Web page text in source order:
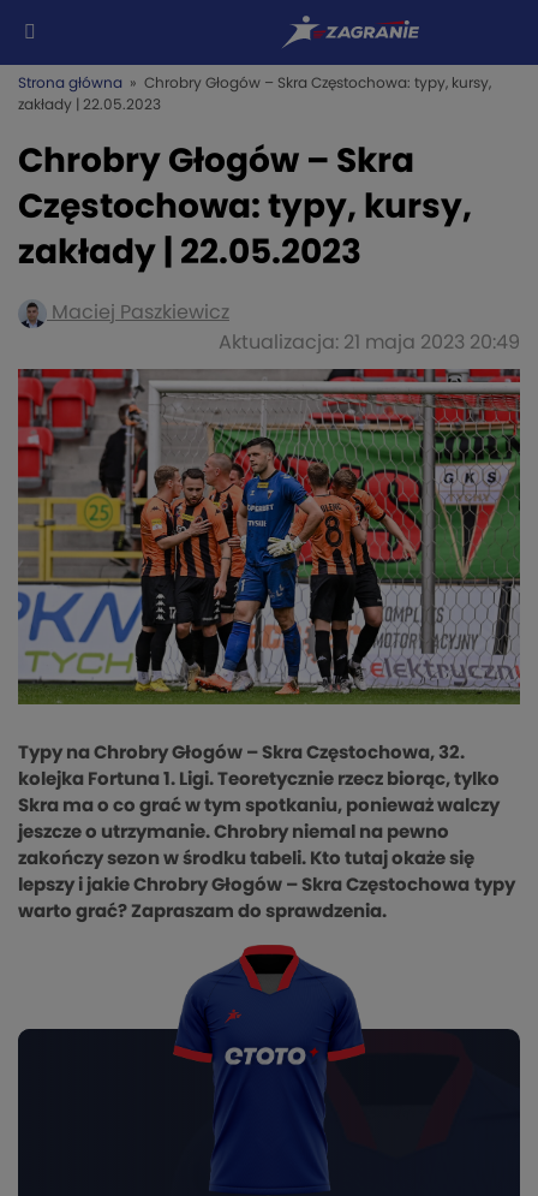
Strona główna » Chrobry Głogów – Skra Częstochowa: typy, kursy,
zakłady | 22.05.2023
Chrobry Głogów – Skra
Częstochowa: typy, kursy,
zakłady | 22.05.2023
Maciej Paszkiewicz
Aktualizacja: 21 maja 2023 20:49
Typy na Chrobry Głogów – Skra Częstochowa, 32.
kolejka Fortuna 1. Ligi. Teoretycznie rzecz biorąc, tylko
Skra ma o co grać w tym spotkaniu, ponieważ walczy
jeszcze o utrzymanie. Chrobry niemal na pewno
zakończy sezon w środku tabeli. Kto tutaj okaże się
lepszy i jakie Chrobry Głogów – Skra Częstochowa typy
warto grać? Zapraszam do sprawdzenia.